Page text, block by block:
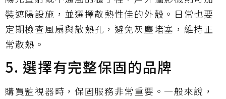
裝遮陽設施，並選擇散熱性佳的外殼。日常也要
定期檢查風扇與散熱孔，避免灰塵堵塞，維持正
常散熱。
5. 選擇有完整保固的品牌
購買監視器時，保固服務非常重要。一般來說，